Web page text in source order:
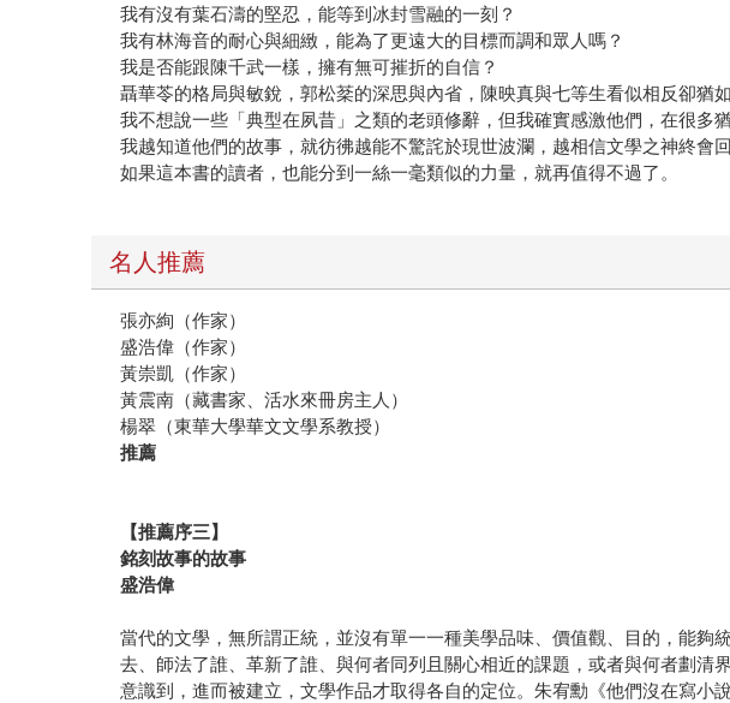
我有沒有葉石濤的堅忍，能等到冰封雪融的一刻？
我有林海音的耐心與細緻，能為了更遠大的目標而調和眾人嗎？
我是否能跟陳千武一樣，擁有無可摧折的自信？
聶華苓的格局與敏銳，郭松棻的深思與內省，陳映真與七等生看似相反卻
我不想說一些「典型在夙昔」之類的老頭修辭，但我確實感激他們，在很多
我越知道他們的故事，就彷彿越能不驚詫於現世波瀾，越相信文學之神終會回
如果這本書的讀者，也能分到一絲一毫類似的力量，就再值得不過了。
名人推薦
張亦絢（作家）
盛浩偉（作家）
黃崇凱（作家）
黃震南（藏書家、活水來冊房主人）
楊翠（東華大學華文文學系教授）
推薦
【推薦序三】
銘刻故事的故事
盛浩偉
當代的文學，無所謂正統，並沒有單一一種美學品味、價值觀、目的，能
去、師法了誰、革新了誰、與何者同列且關心相近的課題，或者與何者劃
意識到，進而被建立，文學作品才取得各自的定位。朱宥勳《他們沒在寫